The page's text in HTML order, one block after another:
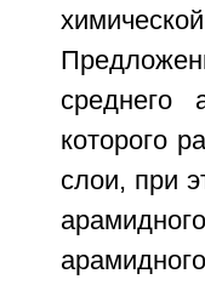
среднего
которого
слои, при